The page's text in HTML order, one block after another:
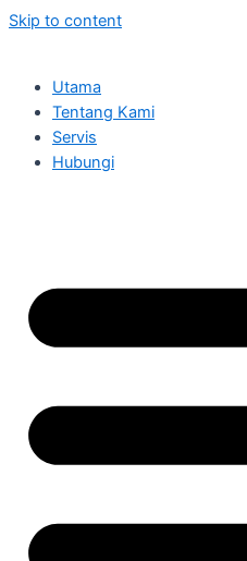
Skip to content
Utama
Tentang Kami
Servis
Hubungi